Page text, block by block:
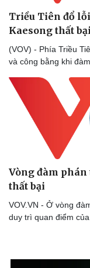
Thể thao
Bóng đá
Lịch thi đấu bóng đá
Thế giới thể thao
eSports
Hậu trường
Triều Tiên đổ
Kaesong thất bại
(VOV) - Phía Triều
và công bằng khi
Vòng đàm phán
thất bại
VOV.VN - Ở vòng
duy trì quan điểm